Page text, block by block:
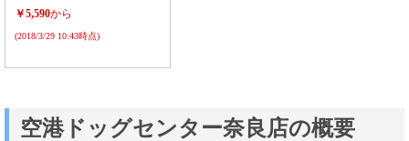
￥5,590から
(2018/3/29 10:43時点)
空港ドッグセンター奈良店の概要